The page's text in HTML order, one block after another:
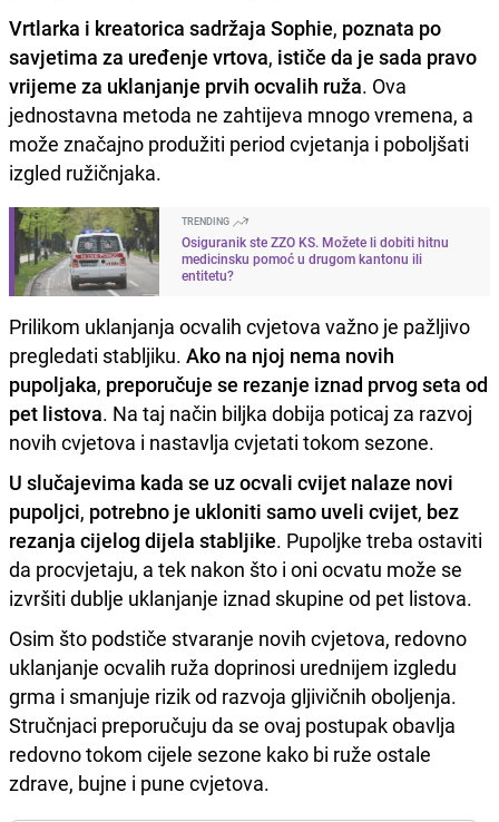
Vrtlarka i kreatorica sadržaja Sophie, poznata po
savjetima za uređenje vrtova, ističe da je sada pravo
vrijeme za uklanjanje prvih ocvalih ruža. Ova
jednostavna metoda ne zahtijeva mnogo vremena, a
može značajno produžiti period cvjetanja i poboljšati
izgled ružičnjaka.
TRENDING
Osiguranik ste ZZO KS. Možete li dobiti hitnu
medicinsku pomoć u drugom kantonu ili
entitetu?
Prilikom uklanjanja ocvalih cvjetova važno je pažljivo
pregledati stabljiku. Ako na njoj nema novih
pupoljaka, preporučuje se rezanje iznad prvog seta od
pet listova. Na taj način biljka dobija poticaj za razvoj
novih cvjetova i nastavlja cvjetati tokom sezone.
U slučajevima kada se uz ocvali cvijet nalaze novi
pupoljci, potrebno je ukloniti samo uveli cvijet, bez
rezanja cijelog dijela stabljike. Pupoljke treba ostaviti
da procvjetaju, a tek nakon što i oni ocvatu može se
izvršiti dublje uklanjanje iznad skupine od pet listova.
Osim što podstiče stvaranje novih cvjetova, redovno
uklanjanje ocvalih ruža doprinosi urednijem izgledu
grma i smanjuje rizik od razvoja gljivičnih oboljenja.
Stručnjaci preporučuju da se ovaj postupak obavlja
redovno tokom cijele sezone kako bi ruže ostale
zdrave, bujne i pune cvjetova.